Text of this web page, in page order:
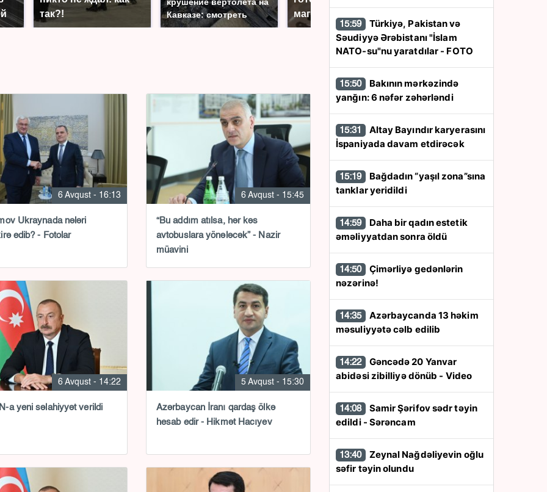
так?!
крушение вертолета на
Кавказе: смотреть
магазина: список
6 Avqust - 16:13
Ukraynada nələri
edib? - Fotolar
6 Avqust - 15:45
“Bu addım atılsa, hər kəs
avtobuslara yönələcək” - Nazir
müavini
6 Avqust - 14:22
a yeni səlahiyyət verildi
5 Avqust - 15:30
Azərbaycan İranı qardaş ölkə
hesab edir - Hikmət Hacıyev
15:59
Səudiyyə Ərəbistanı "İslam
NATO-su"nu yaratdılar - FOTO
15:50
yanğın: 6 nəfər zəhərləndi
15:31
İspaniyada davam etdirəcək
15:19
tanklar yeridildi
14:59
əməliyyatdan sonra öldü
14:50
nəzərinə!
14:35
məsuliyyətə cəlb edilib
14:22
abidəsi zibilliyə dönüb - Video
14:08
edildi - Sərəncam
13:40
səfir təyin olundu